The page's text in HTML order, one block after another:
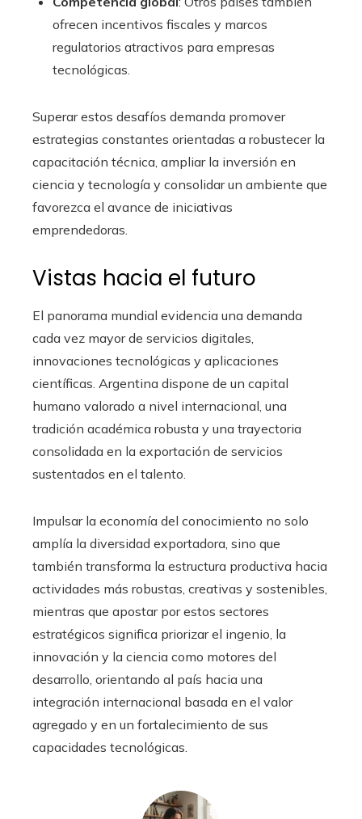
ofrecen incentivos fiscales y marcos
regulatorios atractivos para empresas
tecnológicas.
Superar estos desafíos demanda promover
estrategias constantes orientadas a robustecer la
capacitación técnica, ampliar la inversión en
ciencia y tecnología y consolidar un ambiente que
favorezca el avance de iniciativas
emprendedoras.
Vistas hacia el futuro
El panorama mundial evidencia una demanda
cada vez mayor de servicios digitales,
innovaciones tecnológicas y aplicaciones
científicas. Argentina dispone de un capital
humano valorado a nivel internacional, una
tradición académica robusta y una trayectoria
consolidada en la exportación de servicios
sustentados en el talento.
Impulsar la economía del conocimiento no solo
amplía la diversidad exportadora, sino que
también transforma la estructura productiva hacia
actividades más robustas, creativas y sostenibles,
mientras que apostar por estos sectores
estratégicos significa priorizar el ingenio, la
innovación y la ciencia como motores del
desarrollo, orientando al país hacia una
integración internacional basada en el valor
agregado y en un fortalecimiento de sus
capacidades tecnológicas.